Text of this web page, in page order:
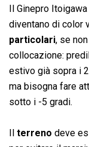
Il Ginepro
diventano di color
particolari, se
collocazione:
estivo già sopra i
ma bisogna fare
sotto i -5 gradi.
Il terreno deve